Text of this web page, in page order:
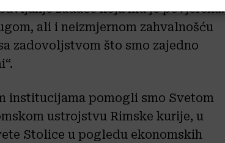
zadaće koja mu je povjerena.
ali i neizmjernom zahvalnošću
zadovoljstvom što smo zajedno
institucijama pomogli smo Svetom
ustrojstvu Rimske kurije, u
Stolice u pogledu ekonomskih